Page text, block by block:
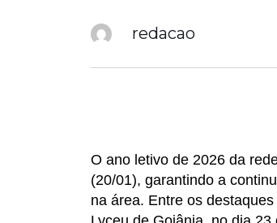
redacao
O ano letivo de 2026 da
(20/01), garantindo a
na área. Entre os